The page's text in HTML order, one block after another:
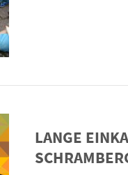
LANGE